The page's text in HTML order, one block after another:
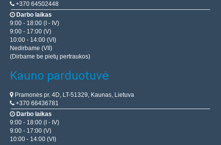
+370 64502448
Darbo laikas
9:00 - 18:00 (I - IV)
9:00 - 17:00 (V)
10:00 - 14:00 (VI)
Nedirbame (VII)
(Dirbame be pietų pertraukos)
Kauno parduotuvė
Pramonės pr. 4D, LT-51329, Kaunas, Lietuva
+370 66436781
Darbo laikas
9:00 - 18:00 (I - IV)
9:00 - 17:00 (V)
10:00 - 14:00 (VI)